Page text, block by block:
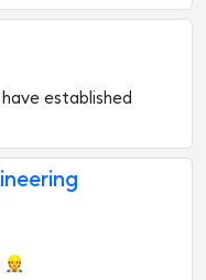
established
👷